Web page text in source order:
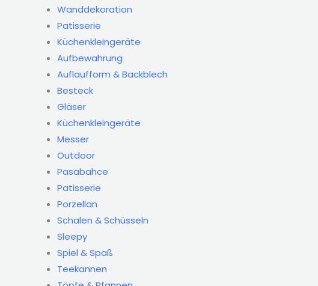
Wanddekoration
Patisserie
Küchenkleingeräte
Aufbewahrung
Auflaufform & Backblech
Besteck
Gläser
Küchenkleingeräte
Messer
Outdoor
Pasabahce
Patisserie
Porzellan
Schalen & Schüsseln
Sleepy
Spiel & Spaß
Teekannen